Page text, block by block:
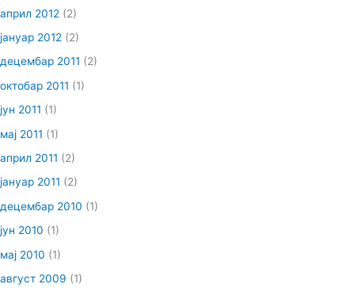
април 2012 (2)
јануар 2012 (2)
децембар 2011 (2)
октобар 2011 (1)
јун 2011 (1)
мај 2011 (1)
април 2011 (2)
јануар 2011 (2)
децембар 2010 (1)
јун 2010 (1)
мај 2010 (1)
август 2009 (1)